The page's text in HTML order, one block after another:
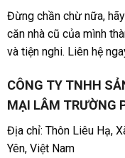
Đừng chần chừ nữa,
căn nhà cũ của mình
và tiện nghi. Liên hệ
CÔNG TY TNHH
MẠI LÂM TRƯỜNG
Địa chỉ: Thôn Liêu Hạ,
Yên, Việt Nam